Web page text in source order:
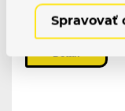
pracovních dní
30,87 €
Spravovať